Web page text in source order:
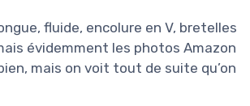
fluide, encolure en V, bretelles
évidemment les photos Amazon
mais on voit tout de suite qu’on